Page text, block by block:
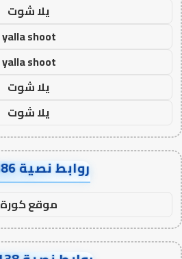
يلا شوت
yalla shoot
yalla shoot
يلا شوت
يلا شوت
روابط نصية AA5386
موقع كورة